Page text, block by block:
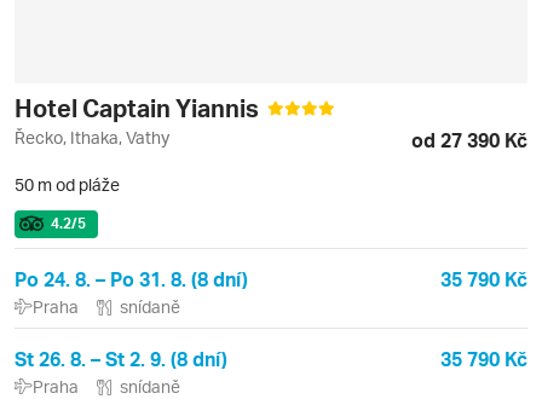
Hotel Captain Yiannis
Řecko, Ithaka, Vathy od 27 390 Kč
50 m od pláže
4.2/5
Po 24. 8. – Po 31. 8. (8 dní) 35 790 Kč
Praha snídaně
St 26. 8. – St 2. 9. (8 dní) 35 790 Kč
Praha snídaně